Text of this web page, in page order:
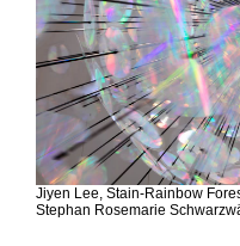
Jiyen Lee, Stain-Rainbow
Stephan Rosemarie